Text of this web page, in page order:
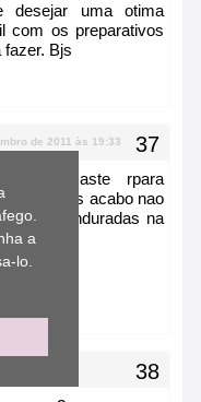
a
lo.
desejar uma otima
com os preparativos
fazer. Bjs
de 2011 às 19:33
maste rpara
mas acabo nao
penduradas na